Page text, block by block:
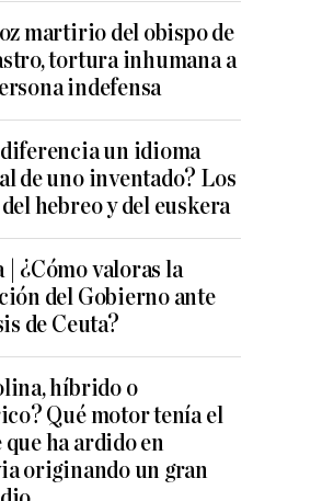
martirio del obispo de
tortura inhumana a
indefensa
diferencia un idioma
de uno inventado? Los
del hebreo y del euskera
| ¿Cómo valoras la
del Gobierno ante
de Ceuta?
híbrido o
Qué motor tenía el
que ha ardido en
originando un gran